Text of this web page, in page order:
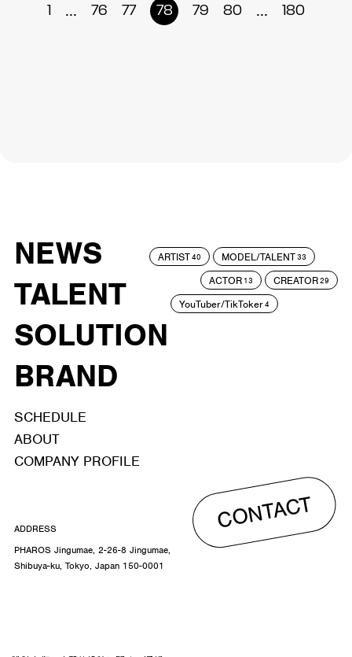
1 ... 76 77 78 79 80 ... 180
NEWS
TALENT
SOLUTION
BRAND
ARTIST40 MODEL/TALENT33
ACTOR 13 CREATOR29
YouTuber/TikToker4
SCHEDULE
ABOUT
COMPANY PROFILE
CONTACT
ADDRESS
PHAROS Jingumae, 2-26-8 Jingumae,
Shibuya-ku, Tokyo, Japan 150-0001